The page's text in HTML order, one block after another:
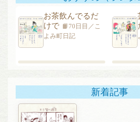
ョ
ン
お茶飲んでるだ
けで 📙70日目／こ
よみ町日記
新着記事